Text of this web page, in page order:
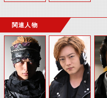
関連人物